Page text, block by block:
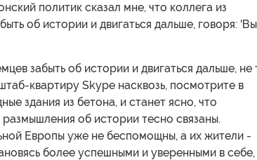
политик сказал мне, что коллега из
об истории и двигаться дальше, говоря: 'Вы
забыть об истории и двигаться дальше, не
квартиру Skype насквозь, посмотрите в
здания из бетона, и станет ясно, что
об истории тесно связаны.
Европы уже не беспомощны, а их жители -
более успешными и уверенными в себе,